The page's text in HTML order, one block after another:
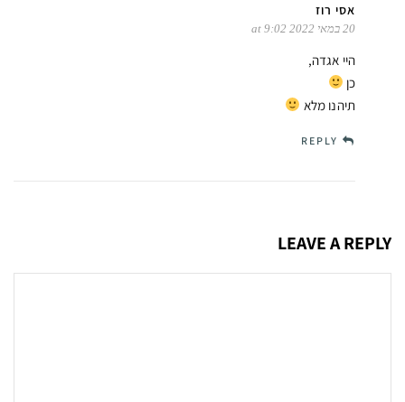
אסי רוז
20 במאי 2022 at 9:02
היי אגדה,
כן
תיהנו מלא
REPLY
LEAVE A REPLY